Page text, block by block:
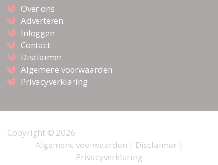
Over ons
Adverteren
Inloggen
Contact
Disclaimer
Algemene voorwaarden
Privacyverklaring
Copyright © 2026
Algemene voorwaarden | Disclaimer|
Privacyverklaring